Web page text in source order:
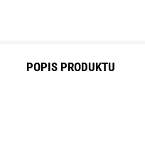
POPIS PRODUKTU